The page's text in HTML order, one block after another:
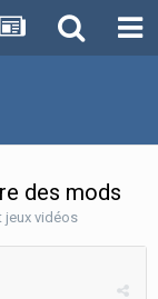
des mods
jeux vidéos